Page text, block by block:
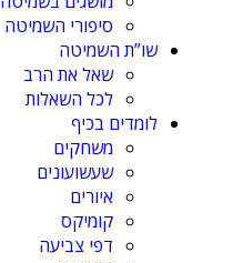
סיפורי השמיטה
שו”ת השמיטה
שאל את הרב
לכל השאלות
לומדים בכיף
משחקים
שעשועונים
איורים
קומיקס
דפי צביעה